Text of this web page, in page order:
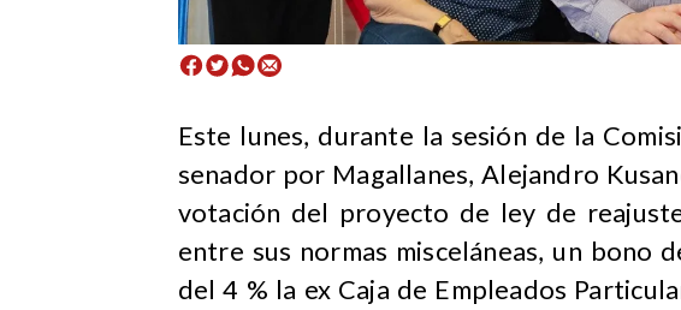
​Este lunes, durante la sesión de la
senador por Magallanes, Alejandro
votación del proyecto de ley de
entre sus normas misceláneas, un bono
del 4 % la ex Caja de Empleados